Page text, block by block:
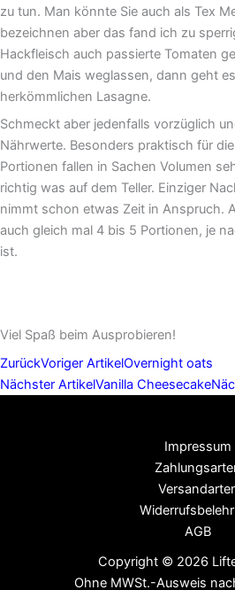
zu tun. Man könnte Sie auch als Tex
bezeichnen aber das fand ich zu
Hackfleisch auch passierte Tomaten
und den Mais weglassen, dann geht
herkömmlichen Lasagne.
Schmeckt aber jedenfalls vorzüglich
Nährwerte. Besonders praktisch für
Portionen fallen in Sachen Volumen
richtig was auf dem Teller. Einziger
nimmt schon etwas Zeit in Anspruch.
auch gleich mal 4 bis 5 Portionen, je
ist.
Viel Spaß beim Ausprobieren!
ZurückVoriger ArtikelOvernight oats
Nächster ArtikelVanilla Cheesecake
Impressum
AGB
Copyright © 2026
Ohne MWSt.-Ausweis